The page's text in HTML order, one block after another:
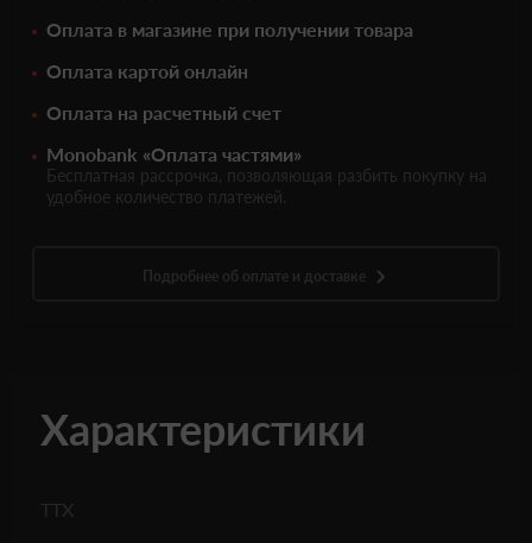
Оплата в магазине при получении товара
Оплата картой онлайн
Оплата на расчетный счет
Monobank «Оплата частями»
Бесплатная рассрочка, позволяющая разбить покупку на
удобное количество платежей.
Подробнее об оплате и доставке
Характеристики
ТТХ